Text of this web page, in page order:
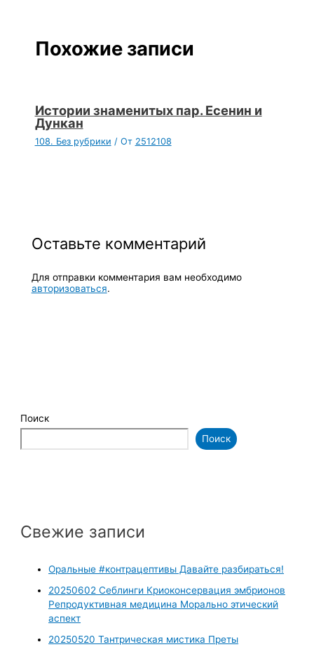
Похожие записи
Истории знаменитых пар. Есенин и
Дункан
108. Без рубрики / От 2512108
Оставьте комментарий
Для отправки комментария вам необходимо
авторизоваться.
Поиск
Поиск
Свежие записи
Оральные #контрацептивы Давайте разбираться!
20250602 Себлинги Криоконсервация эмбрионов
Репродуктивная медицина Морально этический
аспект
20250520 Тантрическая мистика Преты